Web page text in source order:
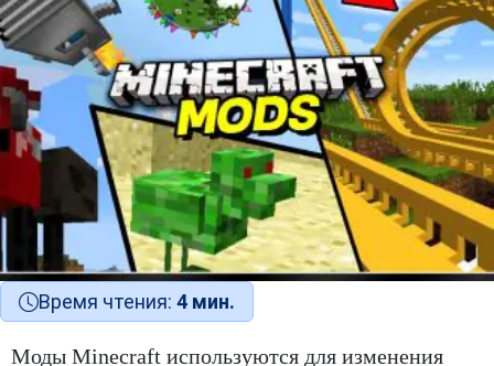
Время чтения: 4 мин.
Моды Minecraft используются для изменения